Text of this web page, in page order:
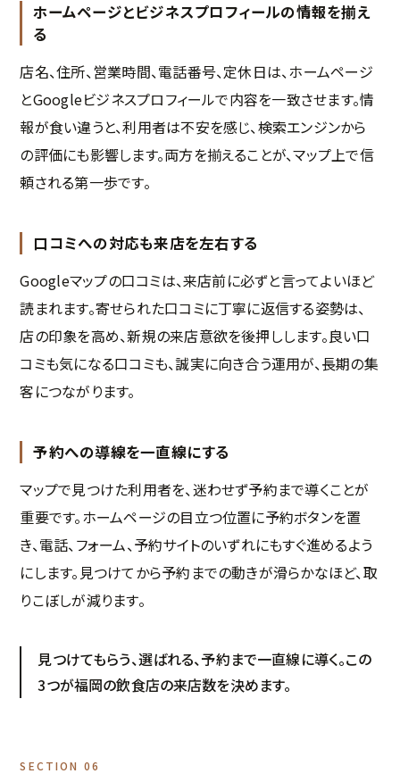
ホームページとビジネスプロフィールの情報を揃え
る
店名、住所、営業時間、電話番号、定休日は、ホームページ
とGoogleビジネスプロフィールで内容を一致させます。情
報が食い違うと、利用者は不安を感じ、検索エンジンから
の評価にも影響します。両方を揃えることが、マップ上で信
頼される第一歩です。
口コミへの対応も来店を左右する
Googleマップの口コミは、来店前に必ずと言ってよいほど
読まれます。寄せられた口コミに丁寧に返信する姿勢は、
店の印象を高め、新規の来店意欲を後押しします。良い口
コミも気になる口コミも、誠実に向き合う運用が、長期の集
客につながります。
予約への導線を一直線にする
マップで見つけた利用者を、迷わせず予約まで導くことが
重要です。ホームページの目立つ位置に予約ボタンを置
き、電話、フォーム、予約サイトのいずれにもすぐ進めるよう
にします。見つけてから予約までの動きが滑らかなほど、取
りこぼしが減ります。
見つけてもらう、選ばれる、予約まで一直線に導く。この
3つが福岡の飲食店の来店数を決めます。
SECTION 06